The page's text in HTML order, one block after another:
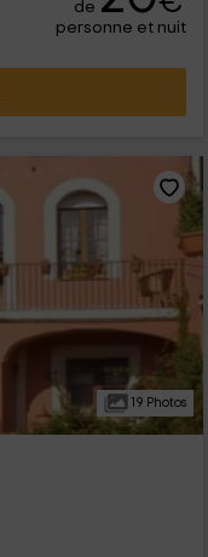
de
personne et nuit
19 Photos